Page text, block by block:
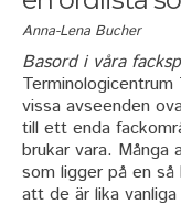
Anna-Lena Bucher
Basord i våra
vissa avseenden
till ett enda
brukar vara. Många
som ligger på en
att de är lika